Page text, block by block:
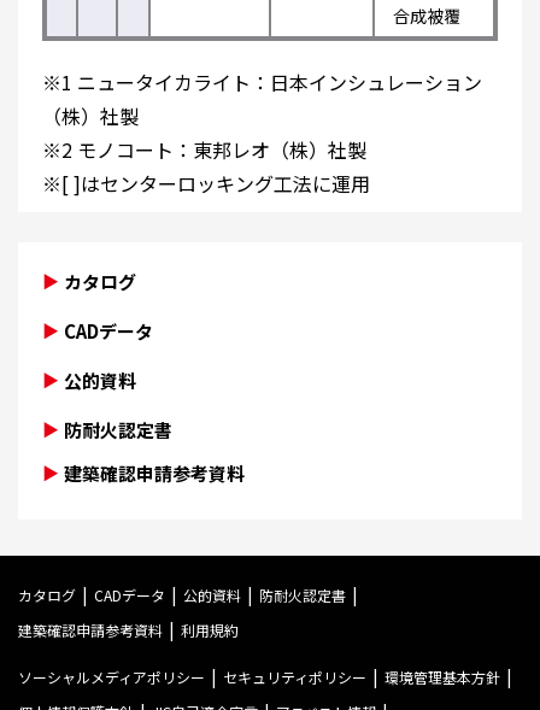
合成被覆
※1 ニュータイカライト：日本インシュレーション
（株）社製
※2 モノコート：東邦レオ（株）社製
※[ ]はセンターロッキング工法に運用
カタログ
CADデータ
公的資料
防耐火認定書
建築確認申請参考資料
カタログ CADデータ 公的資料
防耐火認定書
建築確認申請参考資料
利用規約
ソーシャルメディアポリシー セキュリティポリシー
環境管理基本方針